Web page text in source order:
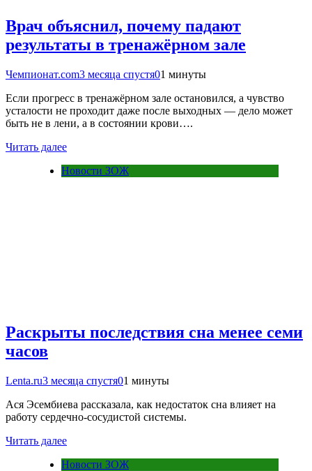
Врач объяснил, почему падают
результаты в тренажёрном зале
Чемпионат.com3 месяца спустя01 минуты
Если прогресс в тренажёрном зале остановился, а чувство
усталости не проходит даже после выходных — дело может
быть не в лени, а в состоянии крови….
Читать далее
Новости ЗОЖ
Раскрыты последствия сна менее семи
часов
Lenta.ru3 месяца спустя01 минуты
Ася Эсембиева рассказала, как недостаток сна влияет на
работу сердечно-сосудистой системы.
Читать далее
Новости ЗОЖ